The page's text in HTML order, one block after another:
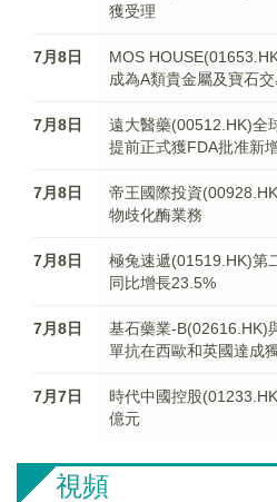
獲受理
7月8日
MOS
成為A類貴金屬及寶石
7月8日
遠大醫藥(00512.HK)全
提前正式獲FDA批准新
7月8日
帝王國際投資
物歧化酶業務
7月8日
極兔速遞(01519.HK)第
同比增長23.5%
7月8日
基石藥業-B(02616.HK)
單抗在西歐和英國達成
7月7日
時代中國控股
億元
視頻